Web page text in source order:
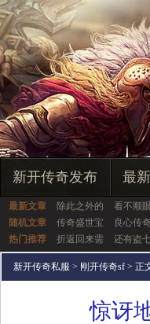
新开传奇发布 最
最新文章 除此之外的 看不顺
随机文章
传奇盛世宝 良心传
热门推荐
折返回来需 还有盗
新开传奇私服 > 刚开传奇sf > 正
惊讶